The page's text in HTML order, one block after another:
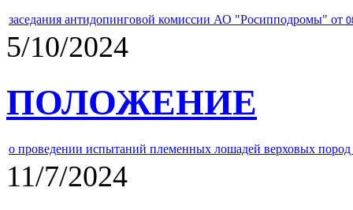
заседания антидопинговой комиссии АО "Росипподромы" от
5/10/2024
ПОЛОЖЕНИЕ
о проведении испытаний племенных лошадей верховых
11/7/2024